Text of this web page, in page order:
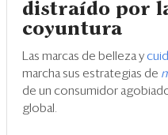
distraído por
coyuntura
Las marcas de belleza y
marcha sus estrategias de
de un consumidor
global.